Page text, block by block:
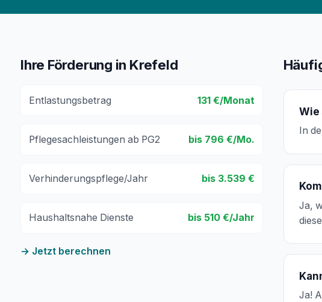
Ihre Förderung in Krefeld
Entlastungsbetrag 131 €/Monat
Pflegesachleistungen ab PG2 bis 796 €/Mo.
Verhinderungspflege/Jahr bis 3.539 €
Haushaltsnahe Dienste bis 510 €/Jahr
→ Jetzt berechnen
Wie
In
Ja,
Ja!